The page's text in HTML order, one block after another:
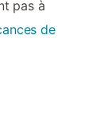
pas à
de